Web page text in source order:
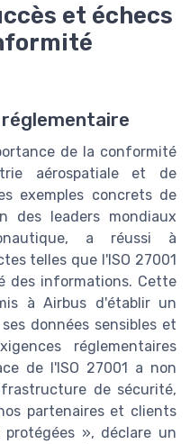
et échecs
de la conformité
aérospatiale et de
exemples concrets de
des leaders mondiaux
a réussi à
telles que l'ISO 27001
des informations. Cette
à Airbus d'établir un
données sensibles et
réglementaires
de l'ISO 27001 a non
de sécurité,
partenaires et clients
», déclare un